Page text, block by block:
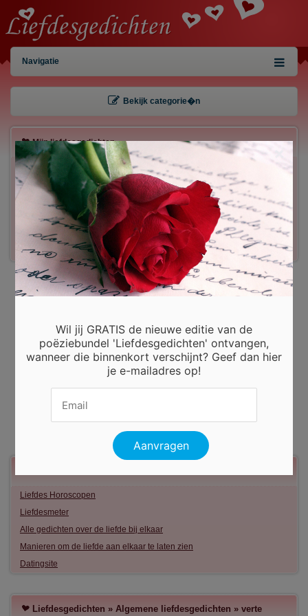
Navigatie
Bekijk categorie�n
Mijn liefdesgedichten
Gebruiker:
Wachtwoord:
Inloggen!
Registreren Gegevens kwijt?
Liefdes Horoscopen
Liefdesmeter
Alle gedichten over de liefde bij elkaar
Manieren om de liefde aan elkaar te laten zien
Datingsite
Liefdesgedichten » Algemene liefdesgedichten » verte
Wil jij GRATIS de nieuwe editie van de
poëziebundel 'Liefdesgedichten' ontvangen,
wanneer die binnenkort verschijnt? Geef dan hier
je e-mailadres op!